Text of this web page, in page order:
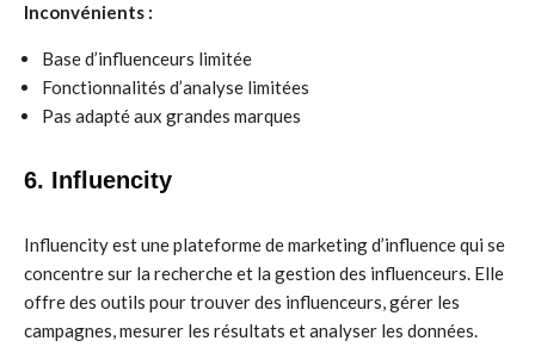
Inconvénients :
Base d’influenceurs limitée
Fonctionnalités d’analyse limitées
Pas adapté aux grandes marques
6. Influencity
Influencity est une plateforme de marketing d’influence qui se
concentre sur la recherche et la gestion des influenceurs. Elle
offre des outils pour trouver des influenceurs, gérer les
campagnes, mesurer les résultats et analyser les données.